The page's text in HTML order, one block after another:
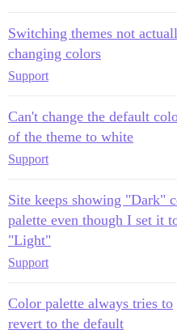
Switching themes not
changing colors
Support
Can't change the default
of the theme to white
Support
Site keeps showing "Dark"
palette even though I set it
"Light"
Support
Color palette always tries to
revert to the default